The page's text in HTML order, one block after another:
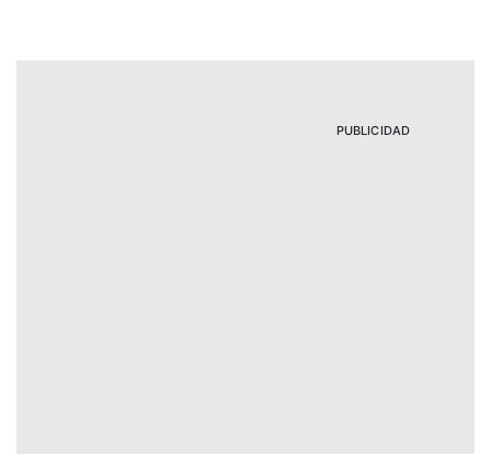
PUBLICIDAD